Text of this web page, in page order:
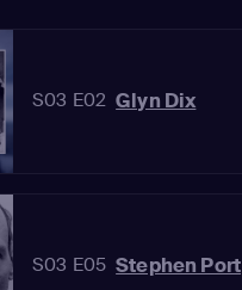
S03 E02 Glyn Dix
S03 E05 Stephen Port